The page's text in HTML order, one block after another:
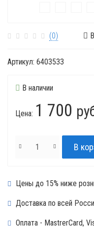
(0)
Артикул: 6403533
В наличии
Цена: 1 700
Цены до 15% ниже
Доставка по всей
Оплата - MastrerCard,